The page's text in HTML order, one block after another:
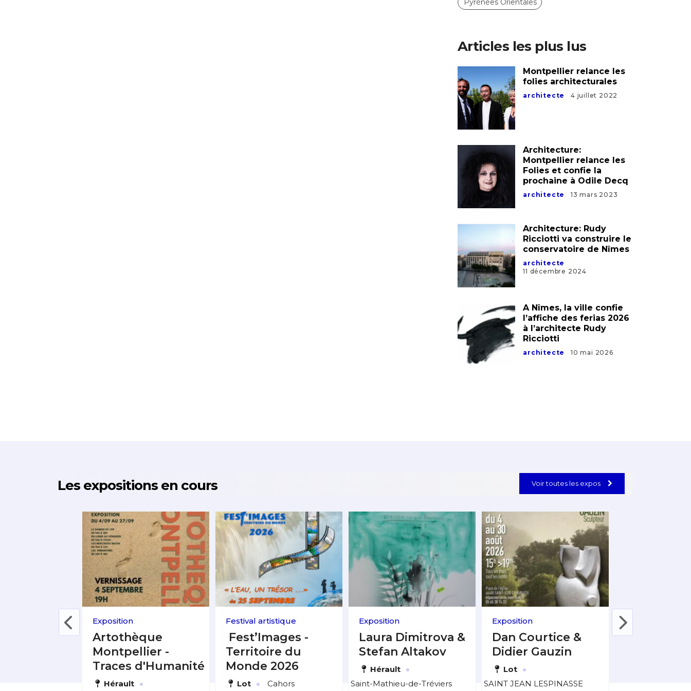
Articles les plus lus
Montpellier relance les
folies architecturales
architecte 4 juillet 2022
Architecture:
Montpellier relance les
Folies et confie la
prochaine à Odile Decq
architecte 13 mars 2023
Architecture: Rudy
Ricciotti va construire le
conservatoire de Nîmes
architecte
11 décembre 2024
A Nîmes, la ville confie
l’affiche des ferias 2026
à l’architecte Rudy
Ricciotti
architecte 10 mai 2026
Les expositions en cours Voir toutes les expos
Exposition
Artothèque
Montpellier -
Traces d'Humanité
Hérault ·
Festival artistique
Fest’Images -
Territoire du
Monde 2026
Lot · Cahors
Exposition
Laura Dimitrova &
Stefan Altakov
Hérault ·
Saint-Mathieu-de-Tréviers
Exposition
Dan Courtice &
Didier Gauzin
Lot ·
SAINT JEAN LESPINASSE
Exposition
Didier